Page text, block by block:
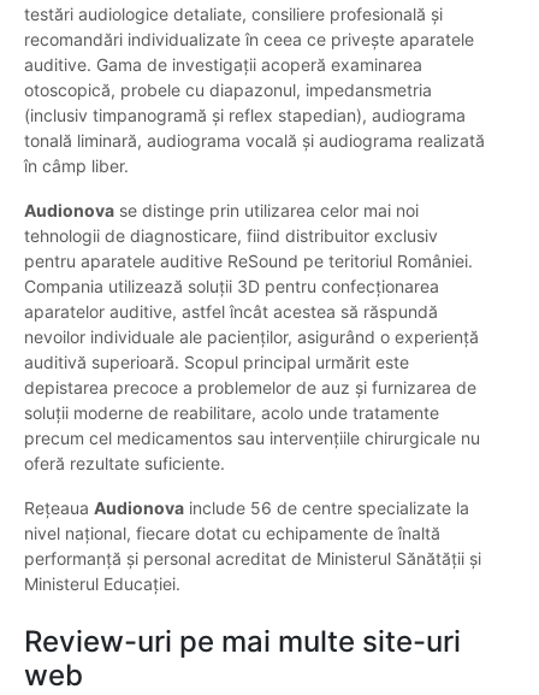
testări audiologice detaliate, consiliere profesională și
recomandări individualizate în ceea ce privește aparatele
auditive. Gama de investigații acoperă examinarea
otoscopică, probele cu diapazonul, impedansmetria
(inclusiv timpanogramă și reflex stapedian), audiograma
tonală liminară, audiograma vocală și audiograma realizată
în câmp liber.
Audionova se distinge prin utilizarea celor mai noi
tehnologii de diagnosticare, fiind distribuitor exclusiv
pentru aparatele auditive ReSound pe teritoriul României.
Compania utilizează soluții 3D pentru confecționarea
aparatelor auditive, astfel încât acestea să răspundă
nevoilor individuale ale pacienților, asigurând o experiență
auditivă superioară. Scopul principal urmărit este
depistarea precoce a problemelor de auz și furnizarea de
soluții moderne de reabilitare, acolo unde tratamente
precum cel medicamentos sau intervențiile chirurgicale nu
oferă rezultate suficiente.
Rețeaua Audionova include 56 de centre specializate la
nivel național, fiecare dotat cu echipamente de înaltă
performanță și personal acreditat de Ministerul Sănătății și
Ministerul Educației.
Review-uri pe mai multe site-uri
web